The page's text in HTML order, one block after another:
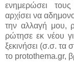
ενημερώσει
αρχίσει να
την αλλαγή μου,
ρώτησε εκ νέου
ξεκινήσει (σ.σ. τα
το protothema.gr,